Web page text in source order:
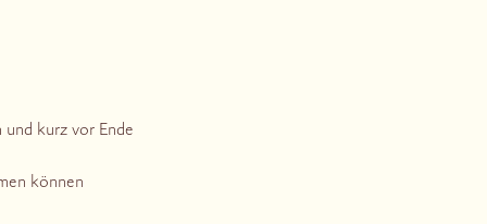
kurz vor Ende
können